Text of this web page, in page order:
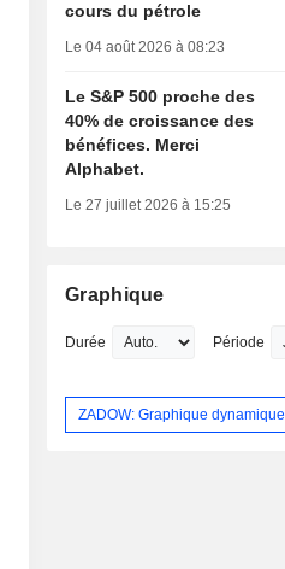
cours du pétrole
Le 04 août 2026 à 08:23
Le S&P 500 proche des
40% de croissance des
bénéfices. Merci
Alphabet.
Le 27 juillet 2026 à 15:25
Graphique
Durée Période
ZADOW: Graphique dynamique